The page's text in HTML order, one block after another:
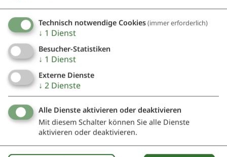
Veranstaltung ohne festen Ort
Nennslingen
Veranstalter
Alzheimer Gesellschaft Weißenburg und
Umgebung e. V.
Postfach 121
Technisch notwendige Cookies(immer erforderlich)
↓ 1 Dienst
Besucher-Statistiken
↓ 1 Dienst
Externe Dienste
↓ 2 Dienste
Alle Dienste aktivieren oder deaktivieren
Mit diesem Schalter können Sie alle Dienste
aktivieren oder deaktivieren.